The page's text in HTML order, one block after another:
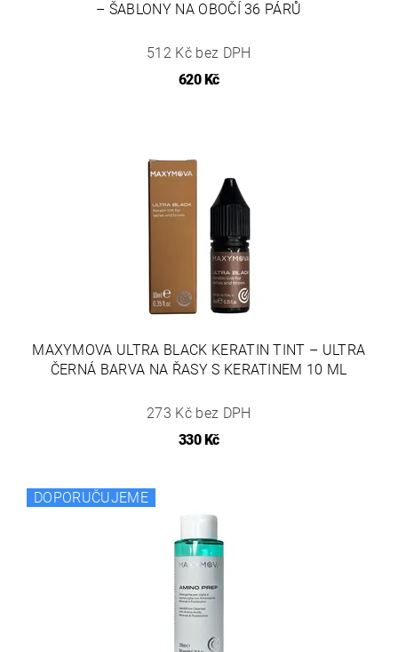
– ŠABLONY NA OBOČÍ 36 PÁRŮ
512 Kč bez DPH
620 Kč
MAXYMOVA ULTRA BLACK KERATIN TINT – ULTRA
ČERNÁ BARVA NA ŘASY S KERATINEM 10 ML
273 Kč bez DPH
330 Kč
DOPORUČUJEME